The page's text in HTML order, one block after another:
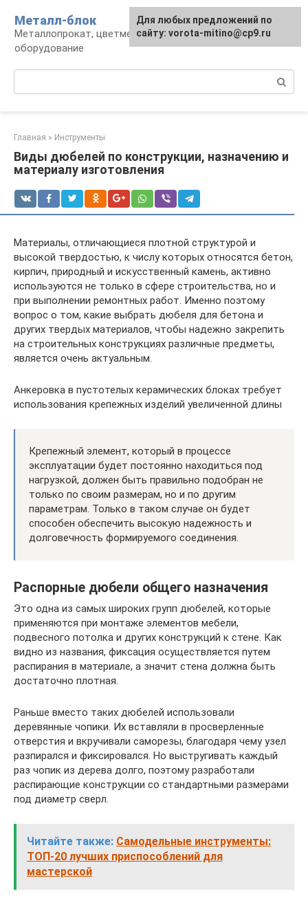
контенту
Металл-блок
Металлопрокат, цветмет, обработка и
оборудование
Главная » Инструменты
Виды дюбелей по конструкции, назначению и
материалу изготовления
Материалы, отличающиеся плотной структурой и
высокой твердостью, к числу которых относятся бетон,
кирпич, природный и искусственный камень, активно
используются не только в сфере строительства, но и
при выполнении ремонтных работ. Именно поэтому
вопрос о том, какие выбрать дюбеля для бетона и
других твердых материалов, чтобы надежно закрепить
на строительных конструкциях различные предметы,
является очень актуальным.
Анкеровка в пустотелых керамических блоках требует
использования крепежных изделий увеличенной длины
Крепежный элемент, который в процессе
эксплуатации будет постоянно находиться под
нагрузкой, должен быть правильно подобран не
только по своим размерам, но и по другим
параметрам. Только в таком случае он будет
способен обеспечить высокую надежность и
долговечность формируемого соединения.
Распорные дюбели общего назначения
Это одна из самых широких групп дюбелей, которые
применяются при монтаже элементов мебели,
подвесного потолка и других конструкций к стене. Как
видно из названия, фиксация осуществляется путем
распирания в материале, а значит стена должна быть
достаточно плотная.
Раньше вместо таких дюбелей использовали
деревянные чопики. Их вставляли в просверленные
отверстия и вкручивали саморезы, благодаря чему узел
разпирался и фиксировался. Но выстругивать каждый
раз чопик из дерева долго, поэтому разработали
распирающие конструкции со стандартными размерами
под диаметр сверл.
Читайте также: Самодельные инструменты:
ТОП-20 лучших приспособлений для
мастерской
Для любых предложений по
сайту: vorota-mitino@cp9.ru